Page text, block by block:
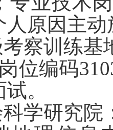
人原因主
察训练基
位编码
。
学研究院